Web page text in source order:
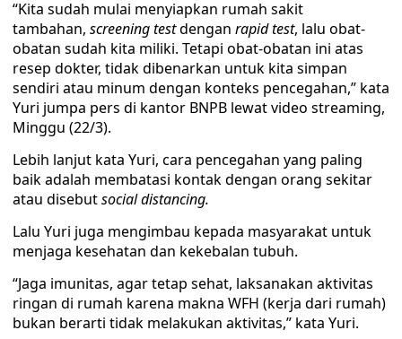
“Kita sudah mulai menyiapkan rumah sakit
tambahan, screening testdengan rapid test, lalu obat-
obatan sudah kita miliki. Tetapi obat-obatan ini atas
resep dokter, tidak dibenarkan untuk kita simpan
sendiri atau minum dengan konteks pencegahan,” kata
Yuri jumpa pers di kantor BNPB lewat video streaming,
Minggu (22/3).
Lebih lanjut kata Yuri, cara pencegahan yang paling
baik adalah membatasi kontak dengan orang sekitar
atau disebutsocial distancing.
Lalu Yuri juga mengimbau kepada masyarakat untuk
menjaga kesehatan dan kekebalan tubuh.
“Jaga imunitas, agar tetap sehat, laksanakan aktivitas
ringan di rumah karena makna WFH (kerja dari rumah)
bukan berarti tidak melakukan aktivitas,” kata Yuri.